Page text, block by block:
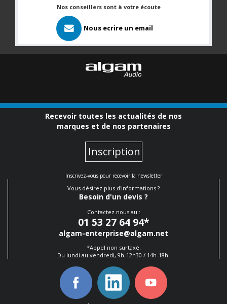
Nos conseillers sont à votre écoute
Nous ecrire un email
Recevoir toutes les actualités de nos
marques et de nos partenaires
Inscription
Inscrivez-vous pour recevoir la newsletter
Vous désirez plus d'informations ?
Besoin d'un devis ?
Contactez nous au :
01 53 27 64 94*
algam-enterprise@algam.net
*Appel non surtaxé.
Du lundi au vendredi, 9h-12h30 / 14h-18h.